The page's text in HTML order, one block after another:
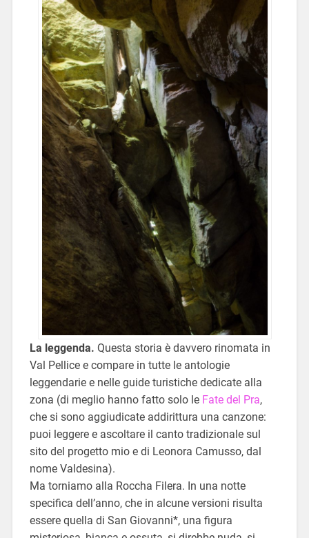
La leggenda. Questa storia è davvero rinomata in
Val Pellice e compare in tutte le antologie
leggendarie e nelle guide turistiche dedicate alla
zona (di meglio hanno fatto solo le Fate del Pra,
che si sono aggiudicate addirittura una canzone:
puoi leggere e ascoltare il canto tradizionale sul
sito del progetto mio e di Leonora Camusso, dal
nome Valdesina).
Ma torniamo alla Roccha Filera. In una notte
specifica dell’anno, che in alcune versioni risulta
essere quella di San Giovanni*, una figura